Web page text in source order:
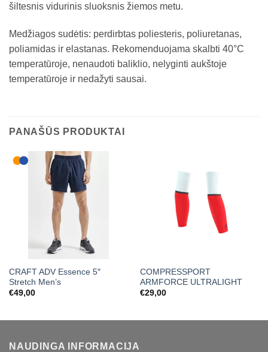
šiltesnis vidurinis sluoksnis žiemos metu.
Medžiagos sudėtis: perdirbtas poliesteris, poliuretanas,
poliamidas ir elastanas. Rekomenduojama skalbti 40°C
temperatūroje, nenaudoti baliklio, nelyginti aukštoje
temperatūroje ir nedažyti sausai.
PANAŠŪS PRODUKTAI
CRAFT ADV Essence 5″
Stretch Men’s
€49,00
COMPRESSPORT
ARMFORCE ULTRALIGHT
€29,00
NAUDINGA INFORMACIJA